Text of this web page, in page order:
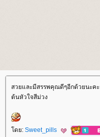
สวยและมีสรรพคุณดีๆอีกด้วยนะคะ
ต้นหัวใจสีม่วง
ดย: Sweet_pills